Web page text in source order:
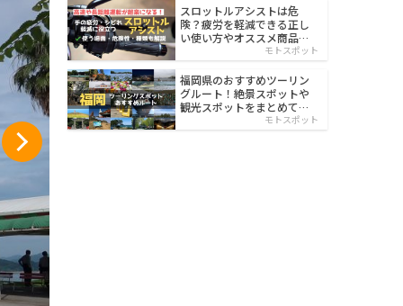
スロットルアシストは危
険？疲労を軽減できる正し
い使い方やオススメ商品を
モトスポット
福岡県のおすすめツーリン
グルート！絶景スポットや
観光スポットをまとめて紹
モトスポット